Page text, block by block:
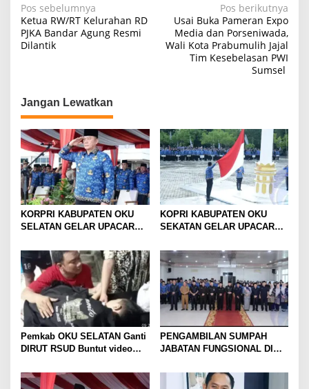
N
a
v
a
s
i
p
o
s
Pos sebelumnya
Ketua RW/RT Kelurahan RD
PJKA Bandar Agung Resmi
Dilantik
Pos berikutnya
Usai Buka Pameran Expo
Media dan Porseniwada,
Wali Kota Prabumulih Jajal
Tim Kesebelasan PWI
Sumsel
Jangan Lewatkan
KORPRI KABUPATEN OKU
SELATAN GELAR UPACARA
2024
KOPRI KABUPATEN OKU
SEKATAN GELAR UPACARA
2024
Pemkab OKU SELATAN Ganti
DIRUT RSUD Buntut video
PENGAMBILAN SUMPAH
JABATAN FUNGSIONAL DI
SELATAN 2024